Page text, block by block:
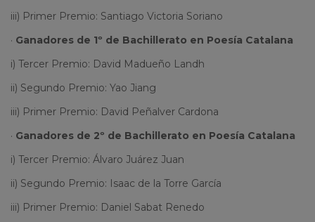
iii) Primer Premio: Santiago Victoria Soriano
· Ganadores de 1º de Bachillerato en Poesía Catalana
i) Tercer Premio: David Madueño Landh
ii) Segundo Premio: Yao Jiang
iii) Primer Premio: David Peñalver Cardona
· Ganadores de 2º de Bachillerato en Poesía Catalana
i) Tercer Premio: Álvaro Juárez Juan
ii) Segundo Premio: Isaac de la Torre García
iii) Primer Premio: Daniel Sabat Renedo